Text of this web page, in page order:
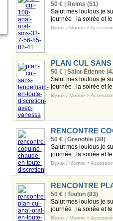
50 € | Reims (51)
Salut mes loulous je
journée , la soirée et
Bijoux / Montre >
PLAN CUL
50 € | Saint-Étienne
Salut mes loulous je
journée , la soirée et
Bijoux / Montre >
RENCONTRE
50 € | Grenoble (38)
Salut mes loulous je
journée , la soirée et
Bijoux / Montre >
RENCONTRE
50 € | Toulon (83)
Salut mes loulous je
journée , la soirée et
Bijoux / Montre >